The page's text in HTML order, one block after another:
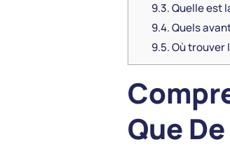
9.3.Quelle est
9.4.Quels
9.5.Où trouver
Que